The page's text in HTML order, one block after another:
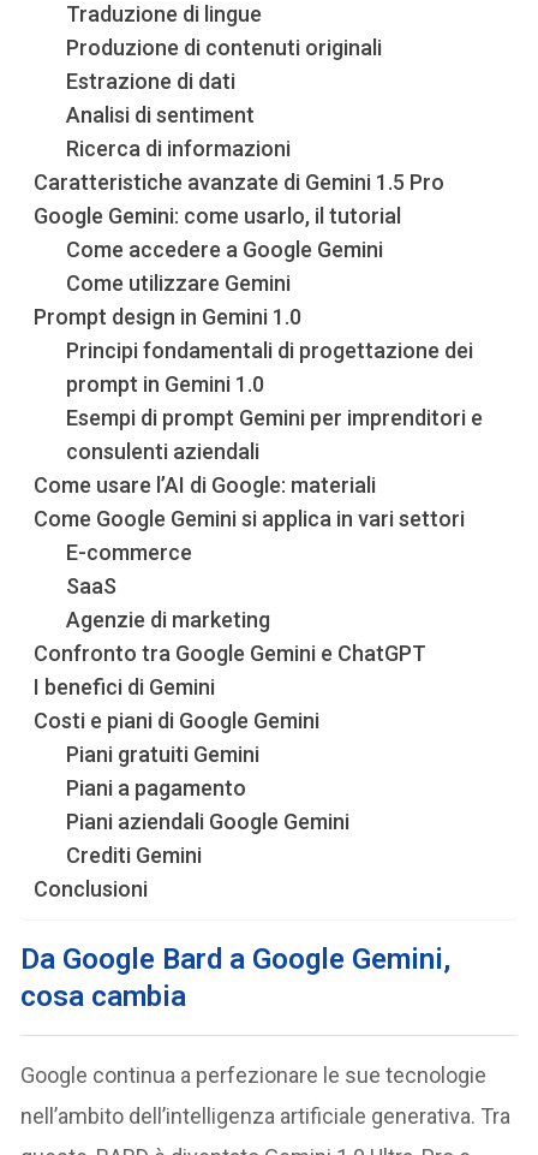
Traduzione di lingue
Produzione di contenuti originali
Estrazione di dati
Analisi di sentiment
Ricerca di informazioni
Caratteristiche avanzate di Gemini 1.5 Pro
Google Gemini: come usarlo, il tutorial
Come accedere a Google Gemini
Come utilizzare Gemini
Prompt design in Gemini 1.0
Principi fondamentali di progettazione dei
prompt in Gemini 1.0
Esempi di prompt Gemini per imprenditori e
consulenti aziendali
Come usare l’AI di Google: materiali
Come Google Gemini si applica in vari settori
E-commerce
SaaS
Agenzie di marketing
Confronto tra Google Gemini e ChatGPT
I benefici di Gemini
Costi e piani di Google Gemini
Piani gratuiti Gemini
Piani a pagamento
Piani aziendali Google Gemini
Crediti Gemini
Conclusioni
Da Google Bard a Google Gemini,
cosa cambia
Google continua a perfezionare le sue tecnologie
nell’ambito dell’intelligenza artificiale generativa. Tra